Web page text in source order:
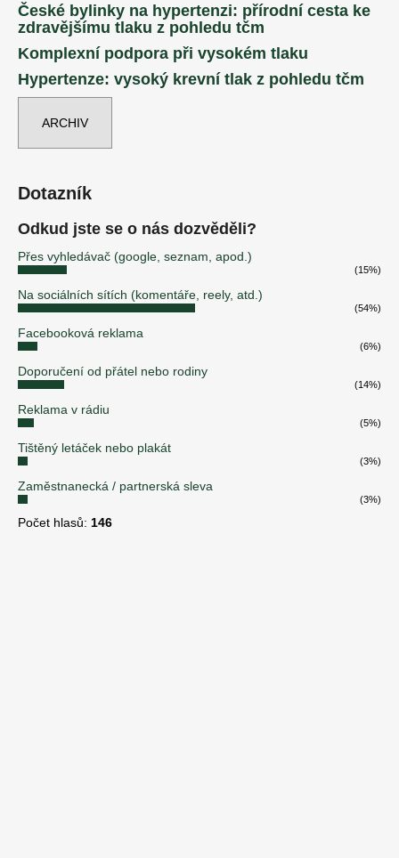
České bylinky na hypertenzi: přírodní cesta ke
zdravějšímu tlaku z pohledu tčm
Komplexní podpora při vysokém tlaku
Hypertenze: vysoký krevní tlak z pohledu tčm
ARCHIV
Dotazník
Odkud jste se o nás dozvěděli?
Přes vyhledávač (google, seznam, apod.)
(15%)
Na sociálních sítích (komentáře, reely, atd.)
(54%)
Facebooková reklama
(6%)
Doporučení od přátel nebo rodiny
(14%)
Reklama v rádiu
(5%)
Tištěný letáček nebo plakát
(3%)
Zaměstnanecká / partnerská sleva
(3%)
Počet hlasů: 146